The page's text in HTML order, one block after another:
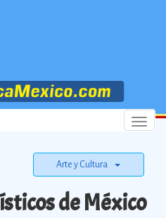
Menu
Arte y Cultura
de México